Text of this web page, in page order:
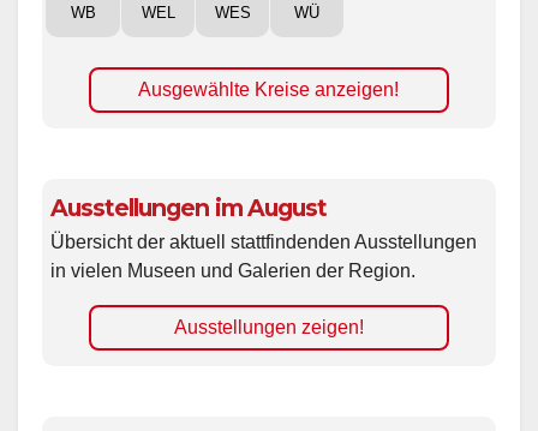
WB WEL WES WÜ
Ausgewählte Kreise anzeigen!
Ausstellungen im August
Übersicht der aktuell stattfindenden Ausstellungen
in vielen Museen und Galerien der Region.
Ausstellungen zeigen!